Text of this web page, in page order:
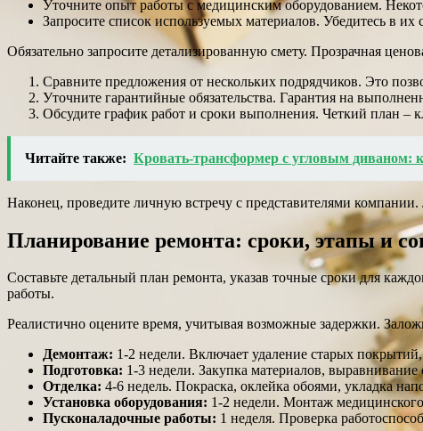
Уточните опыт работы с медицинским оборудованием.
Запросите список используемых материалов. Убедитесь в
Обязательно запросите детализированную смету. Прозрачная
Сравните предложения от нескольких подрядчиков. Это
Уточните гарантийные обязательства. Гарантия на
Обсудите график работ и сроки выполнения. Четкий план –
Читайте также: Кровать-трансформер с угловым диваном:
Наконец, проведите личную встречу с представителями
Планирование ремонта: сроки, этапы и
Составьте детальный план ремонта, указав точные сроки для
работы.
Реалистично оцените время, учитывая возможные задержки.
Демонтаж: 1-2 недели. Включает удаление старых
Подготовка: 1-3 недели. Закупка материалов,
Отделка: 4-6 недель. Покраска, оклейка обоями, укладка
Установка оборудования: 1-2 недели. Монтаж
Пусконаладочные работы: 1 неделя. Проверка